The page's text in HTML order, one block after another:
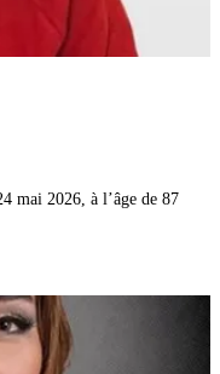
mai 2026, à l’âge de 87